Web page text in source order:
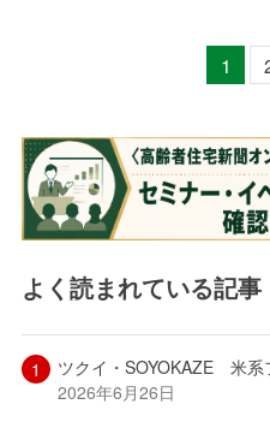
1
よく読まれている記事
ツクイ・SOYOKAZE 米系
2026年6月26日